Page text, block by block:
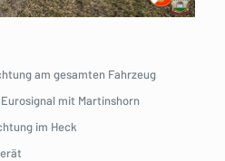
am gesamten Fahrzeug
mit Martinshorn
im Heck